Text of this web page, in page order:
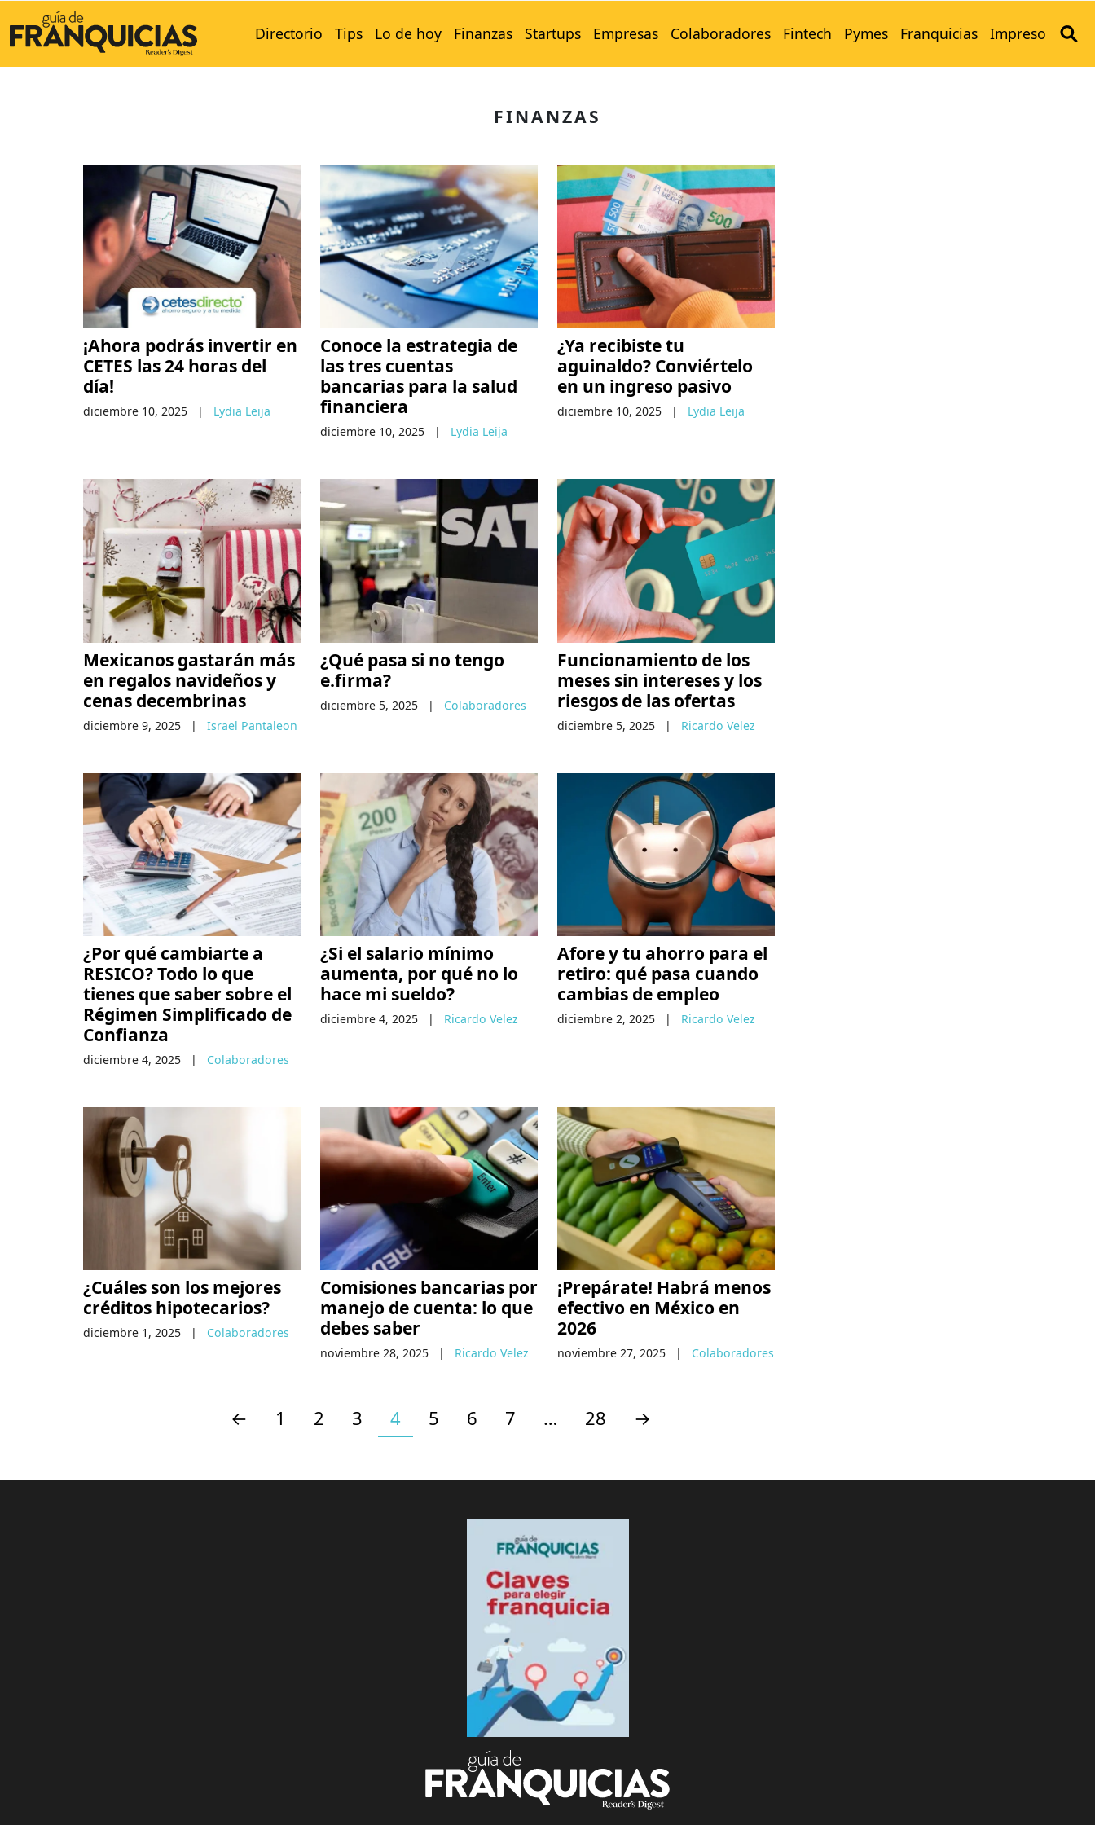
Directorio Tips Lo de hoy Finanzas Startups Empresas Colaboradores Fintech Pymes Franquicias Impreso
FINANZAS
¡Ahora podrás invertir en
CETES las 24 horas del
día!
diciembre 10, 2025 | Lydia Leija
Conoce la estrategia de
las tres cuentas
bancarias para la salud
financiera
diciembre 10, 2025 | Lydia Leija
¿Ya recibiste tu
aguinaldo? Conviértelo
en un ingreso pasivo
diciembre 10, 2025 | Lydia Leija
Mexicanos gastarán más
en regalos navideños y
cenas decembrinas
diciembre 9, 2025 | Israel Pantaleon
¿Qué pasa si no tengo
e.firma?
diciembre 5, 2025 | Colaboradores
Funcionamiento de los
meses sin intereses y los
riesgos de las ofertas
diciembre 5, 2025 | Ricardo Velez
¿Por qué cambiarte a
RESICO? Todo lo que
tienes que saber sobre el
Régimen Simplificado de
Confianza
diciembre 4, 2025 | Colaboradores
¿Si el salario mínimo
aumenta, por qué no lo
hace mi sueldo?
diciembre 4, 2025 | Ricardo Velez
Afore y tu ahorro para el
retiro: qué pasa cuando
cambias de empleo
diciembre 2, 2025 | Ricardo Velez
¿Cuáles son los mejores
créditos hipotecarios?
diciembre 1, 2025 | Colaboradores
Comisiones bancarias por
manejo de cuenta: lo que
debes saber
noviembre 28, 2025 | Ricardo Velez
¡Prepárate! Habrá menos
efectivo en México en
2026
noviembre 27, 2025 | Colaboradores
← 1 2 3 4 5 6 7 … 28 →